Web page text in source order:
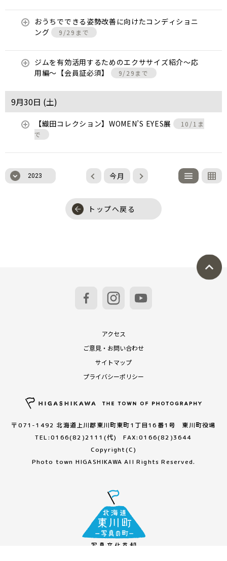
おうちでできる姿勢改善に向けたコンディショニ
ング
9/29まで
ジムを有効活用するためのエクササイズ紹介〜応
用編〜【会員証必須】
9/29まで
9月30日 (土)
【織田コレクション】WOMEN’S EYES展
10/1ま
で
2023 今月
トップへ戻る
アクセス
ご意見・お問い合わせ
サイトマップ
プライバシーポリシー
〒071-1492 北海道上川郡東川町東町1丁目16番1号 東川町役場
TEL:0166(82)2111(代) FAX:0166(82)3644
Copyright(C)
Photo town HIGASHIKAWA All Rights Reserved.